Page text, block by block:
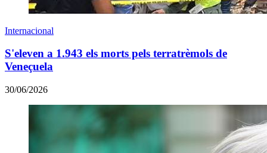
Internacional
S'eleven a 1.943 els morts pels terratrèmols de
Veneçuela
30/06/2026